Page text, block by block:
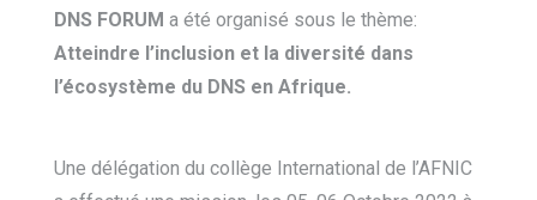
DNS FORUM a été organisé sous le thème:
Atteindre l’inclusion et la diversité dans
l’écosystème du DNS en Afrique.
Une délégation du collège International de l’AFNIC